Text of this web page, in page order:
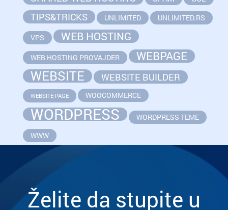
TIPS&TRICKS UNLIMITED UNLIMITED.RS
VPS WEB HOSTING
WEB HOSTING PROVAJDER WEBPAGE
WEBSITE WEBSITE BUILDER
WEBSITE PAGE WOOCOMMERCE
WORDPRESS
WORDPRESS TEME
WWW
Želite da stupite u